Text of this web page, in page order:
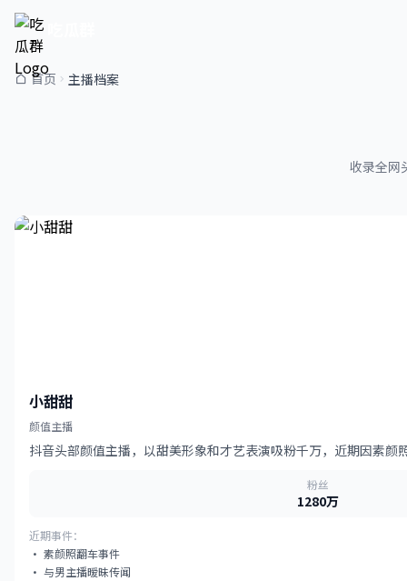
首页 主播档案
收录全网
小甜甜
颜值主播
抖音头部颜值主播，以甜美形象和才艺表演吸粉千万，近期因素颜
粉丝
1280万
近期事件：
· 素颜照翻车事件
· 与男主播暧昧传闻